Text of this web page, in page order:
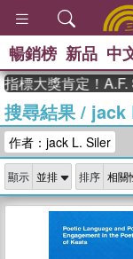
暢銷榜 新品 中
標大獎肯定！A.F.
搜尋結果/ jack
作者：jack L. Siler
顯示 排序